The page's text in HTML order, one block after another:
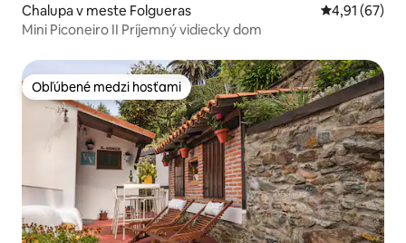
Chalupa v meste Folgueras Priemerné
4,91 (67)
Mini Piconeiro II Príjemný vidiecky dom
Obľúbené medzi hosťami
Obľúbené medzi hosťami